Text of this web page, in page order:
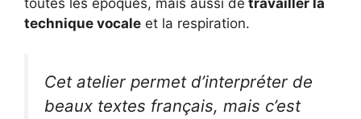
technique vocale et la respiration.
Cet atelier permet d’interpréter de
beaux textes français, mais c’est